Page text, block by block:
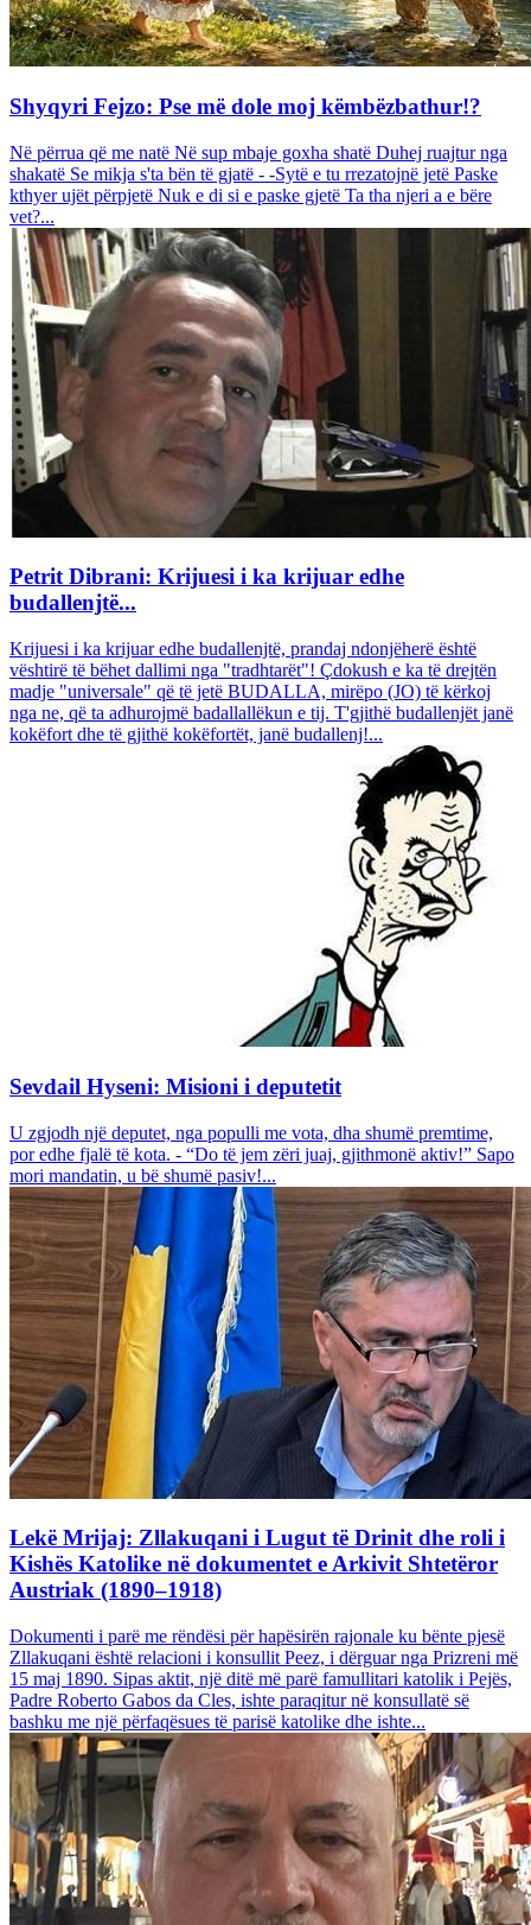
Shyqyri Fejzo: Pse më dole moj këmbëzbathur!?
Në përrua që me natë Në sup mbaje goxha shatë Duhej ruajtur nga
shakatë Se mikja s'ta bën të gjatë - -Sytë e tu rrezatojnë jetë Paske
kthyer ujët përpjetë Nuk e di si e paske gjetë Ta tha njeri a e bëre
vet?...
Petrit Dibrani: Krijuesi i ka krijuar edhe
budallenjtë...
Krijuesi i ka krijuar edhe budallenjtë, prandaj ndonjëherë është
vështirë të bëhet dallimi nga "tradhtarët"! Çdokush e ka të drejtën
madje "universale" që të jetë BUDALLA, mirëpo (JO) të kërkoj
nga ne, që ta adhurojmë badallallëkun e tij. T'gjithë budallenjët janë
kokëfort dhe të gjithë kokëfortët, janë budallenj!...
Sevdail Hyseni: Misioni i deputetit
U zgjodh një deputet, nga populli me vota, dha shumë premtime,
por edhe fjalë të kota. - “Do të jem zëri juaj, gjithmonë aktiv!” Sapo
mori mandatin, u bë shumë pasiv!...
Lekë Mrijaj: Zllakuqani i Lugut të Drinit dhe roli i
Kishës Katolike në dokumentet e Arkivit Shtetëror
Austriak (1890–1918)
Dokumenti i parë me rëndësi për hapësirën rajonale ku bënte pjesë
Zllakuqani është relacioni i konsullit Peez, i dërguar nga Prizreni më
15 maj 1890. Sipas aktit, një ditë më parë famullitari katolik i Pejës,
Padre Roberto Gabos da Cles, ishte paraqitur në konsullatë së
bashku me një përfaqësues të parisë katolike dhe ishte...